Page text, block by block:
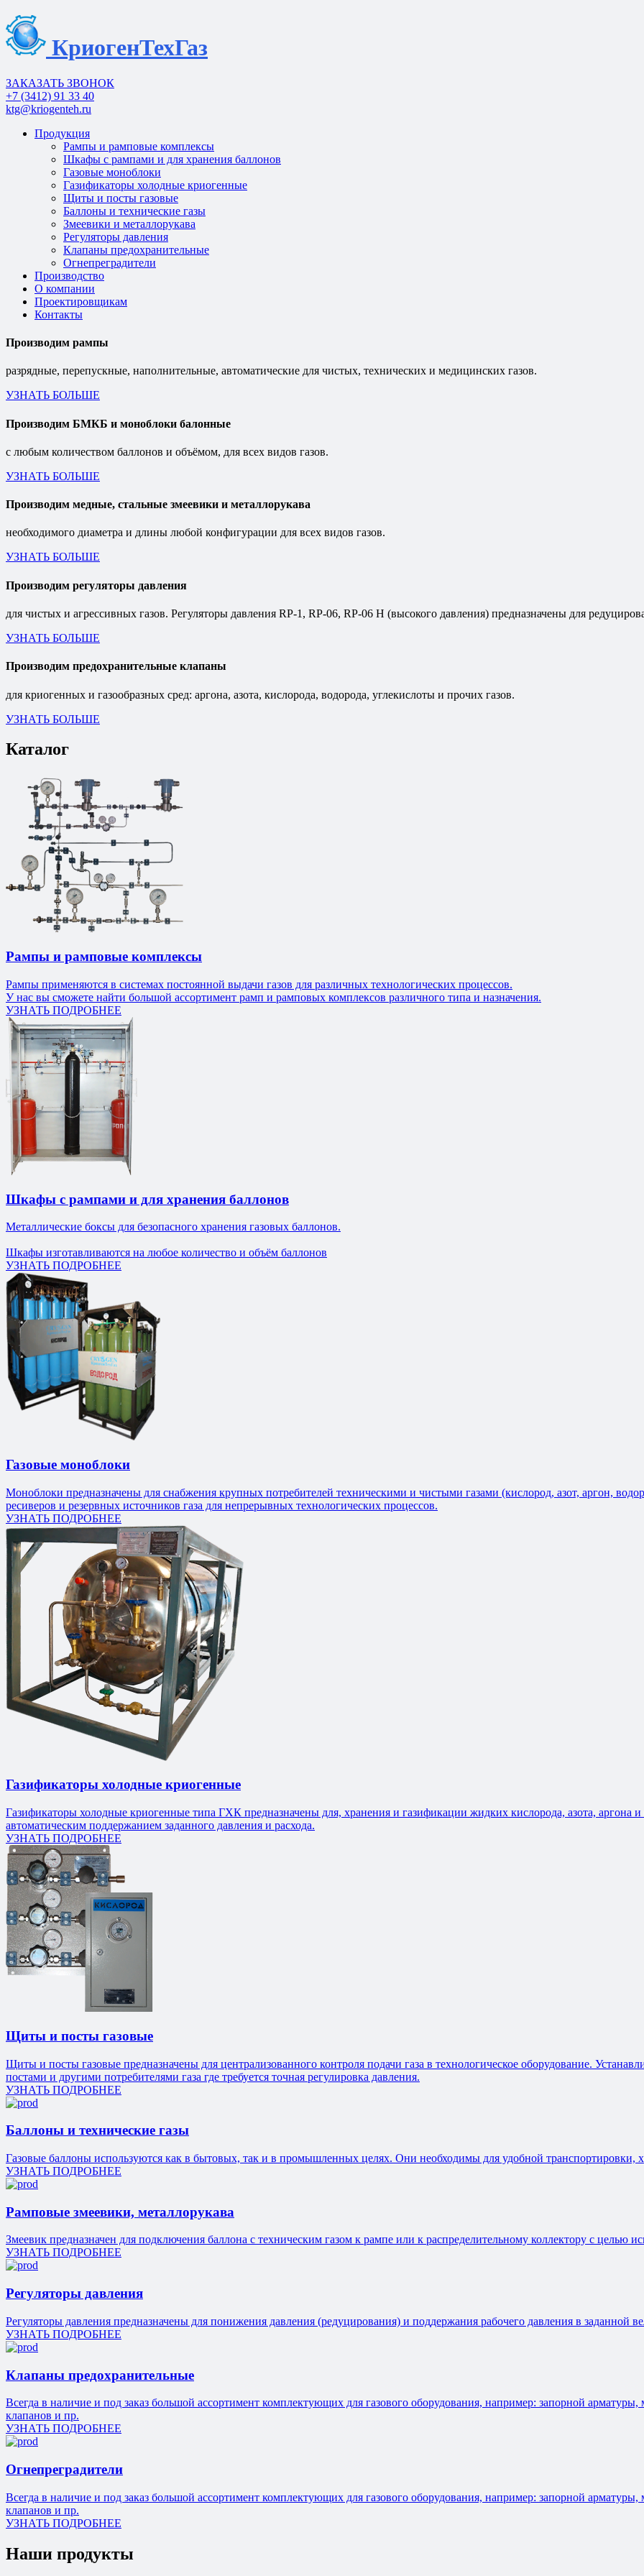
КриогенТехГаз
ЗАКАЗАТЬ ЗВОНОК
+7 (3412) 91 33 40
ktg@kriogenteh.ru
Продукция
Рампы и рамповые комплексы
Шкафы с рампами и для хранения баллонов
Газовые моноблоки
Газификаторы холодные криогенные
Щиты и посты газовые
Баллоны и технические газы
Змеевики и металлорукава
Регуляторы давления
Клапаны предохранительные
Огнепреградители
Производство
О компании
Проектировщикам
Контакты
Производим рампы
разрядные, перепускные, наполнительные, автоматические для чистых, технических и медицинских газов.
УЗНАТЬ БОЛЬШЕ
Производим БМКБ и моноблоки балонные
с любым количеством баллонов и объёмом, для всех видов газов.
УЗНАТЬ БОЛЬШЕ
Производим медные, стальные змеевики и металлорукава
необходимого диаметра и длины любой конфигурации для всех видов газов.
УЗНАТЬ БОЛЬШЕ
Производим регуляторы давления
для чистых и агрессивных газов. Регуляторы давления RP-1, RP-06, RP-06 H (высокого давления) предназначены для
УЗНАТЬ БОЛЬШЕ
Производим предохранительные клапаны
для криогенных и газообразных сред: аргона, азота, кислорода, водорода, углекислоты и прочих газов.
УЗНАТЬ БОЛЬШЕ
Каталог
Рампы и рамповые комплексы
Рампы применяются в системах постоянной выдачи газов для различных технологических процессов.
У нас вы сможете найти большой ассортимент рамп и рамповых комплексов различного типа и назначения.
УЗНАТЬ ПОДРОБНЕЕ
Шкафы с рампами и для хранения баллонов
Металлические боксы для безопасного хранения газовых баллонов.
Шкафы изготавливаются на любое количество и объём баллонов
УЗНАТЬ ПОДРОБНЕЕ
Газовые моноблоки
Моноблоки предназначены для снабжения крупных потребителей техническими и чистыми газами (кислород, азот, аргон,
ресиверов и резервных источников газа для непрерывных технологических процессов.
УЗНАТЬ ПОДРОБНЕЕ
Газификаторы холодные криогенные
Газификаторы холодные криогенные типа ГХК предназначены для, хранения и газификации жидких кислорода, азота, аргона и
автоматическим поддержанием заданного давления и расхода.
УЗНАТЬ ПОДРОБНЕЕ
Щиты и посты газовые
Щиты и посты газовые предназначены для централизованного контроля подачи газа в технологическое оборудование.
постами и другими потребителями газа где требуется точная регулировка давления.
УЗНАТЬ ПОДРОБНЕЕ
Баллоны и технические газы
Газовые баллоны используются как в бытовых, так и в промышленных целях. Они необходимы для удобной транспортировки,
УЗНАТЬ ПОДРОБНЕЕ
Рамповые змеевики, металлорукава
Змеевик предназначен для подключения баллона с техническим газом к рампе или к распределительному коллектору с целью
УЗНАТЬ ПОДРОБНЕЕ
Регуляторы давления
Регуляторы давления предназначены для понижения давления (редуцирования) и поддержания рабочего давления в заданной
УЗНАТЬ ПОДРОБНЕЕ
Клапаны предохранительные
Всегда в наличие и под заказ большой ассортимент комплектующих для газового оборудования, например: запорной
клапанов и пр.
УЗНАТЬ ПОДРОБНЕЕ
Огнепреградители
Всегда в наличие и под заказ большой ассортимент комплектующих для газового оборудования, например: запорной
клапанов и пр.
УЗНАТЬ ПОДРОБНЕЕ
Наши продукты